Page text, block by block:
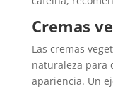
Cremas
Las cremas
naturaleza para
apariencia. Un